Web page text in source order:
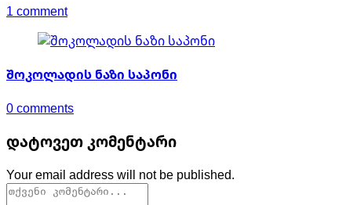
1 comment
შოკოლადის ნაზი საპონი
0 comments
დატოვეთ კომენტარი
Your email address will not be published.